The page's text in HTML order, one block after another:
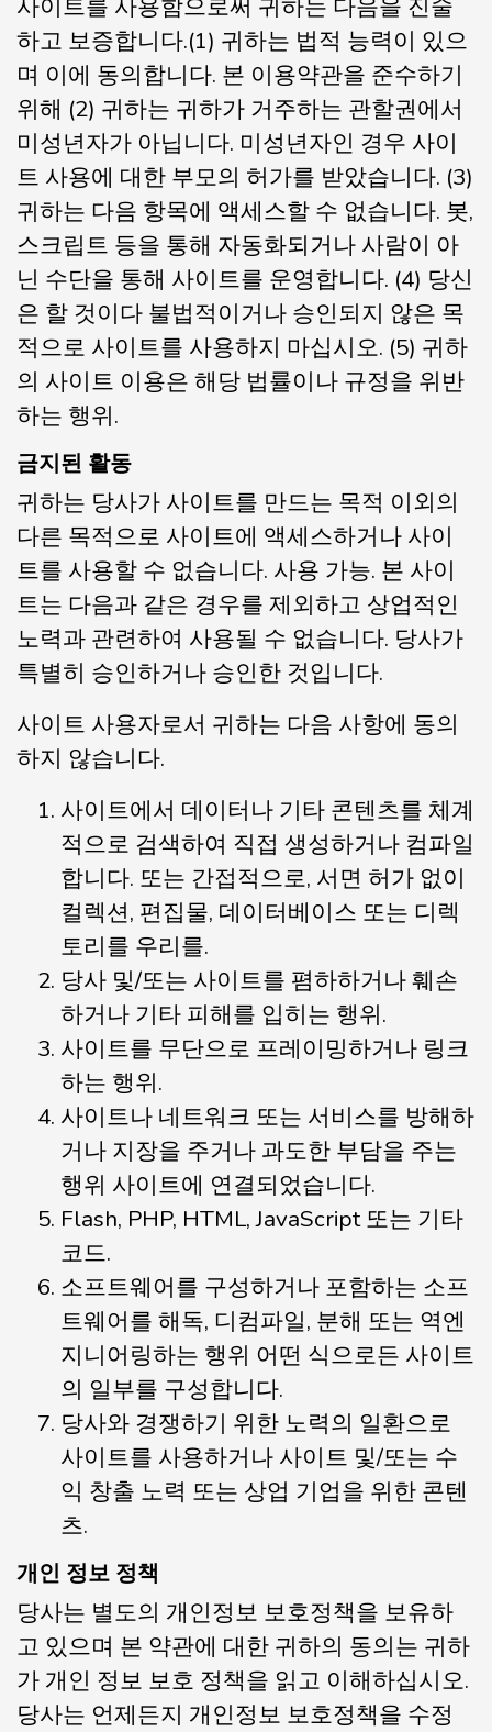
사이트를 사용함으로써 귀하는 다음을 진술
하고 보증합니다.(1) 귀하는 법적 능력이 있으
며 이에 동의합니다. 본 이용약관을 준수하기
위해 (2) 귀하는 귀하가 거주하는 관할권에서
미성년자가 아닙니다. 미성년자인 경우 사이
트 사용에 대한 부모의 허가를 받았습니다. (3)
귀하는 다음 항목에 액세스할 수 없습니다. 봇,
스크립트 등을 통해 자동화되거나 사람이 아
닌 수단을 통해 사이트를 운영합니다. (4) 당신
은 할 것이다 불법적이거나 승인되지 않은 목
적으로 사이트를 사용하지 마십시오. (5) 귀하
의 사이트 이용은 해당 법률이나 규정을 위반
하는 행위.
금지된 활동
귀하는 당사가 사이트를 만드는 목적 이외의
다른 목적으로 사이트에 액세스하거나 사이
트를 사용할 수 없습니다. 사용 가능. 본 사이
트는 다음과 같은 경우를 제외하고 상업적인
노력과 관련하여 사용될 수 없습니다. 당사가
특별히 승인하거나 승인한 것입니다.
사이트 사용자로서 귀하는 다음 사항에 동의
하지 않습니다.
사이트에서 데이터나 기타 콘텐츠를 체계
적으로 검색하여 직접 생성하거나 컴파일
합니다. 또는 간접적으로, 서면 허가 없이
컬렉션, 편집물, 데이터베이스 또는 디렉
토리를 우리를.
당사 및/또는 사이트를 폄하하거나 훼손
하거나 기타 피해를 입히는 행위.
사이트를 무단으로 프레이밍하거나 링크
하는 행위.
사이트나 네트워크 또는 서비스를 방해하
거나 지장을 주거나 과도한 부담을 주는
행위 사이트에 연결되었습니다.
Flash, PHP, HTML, JavaScript 또는 기타
코드.
소프트웨어를 구성하거나 포함하는 소프
트웨어를 해독, 디컴파일, 분해 또는 역엔
지니어링하는 행위 어떤 식으로든 사이트
의 일부를 구성합니다.
당사와 경쟁하기 위한 노력의 일환으로
사이트를 사용하거나 사이트 및/또는 수
익 창출 노력 또는 상업 기업을 위한 콘텐
츠.
개인 정보 정책
당사는 별도의 개인정보 보호정책을 보유하
고 있으며 본 약관에 대한 귀하의 동의는 귀하
가 개인 정보 보호 정책을 읽고 이해하십시오.
당사는 언제든지 개인정보 보호정책을 수정